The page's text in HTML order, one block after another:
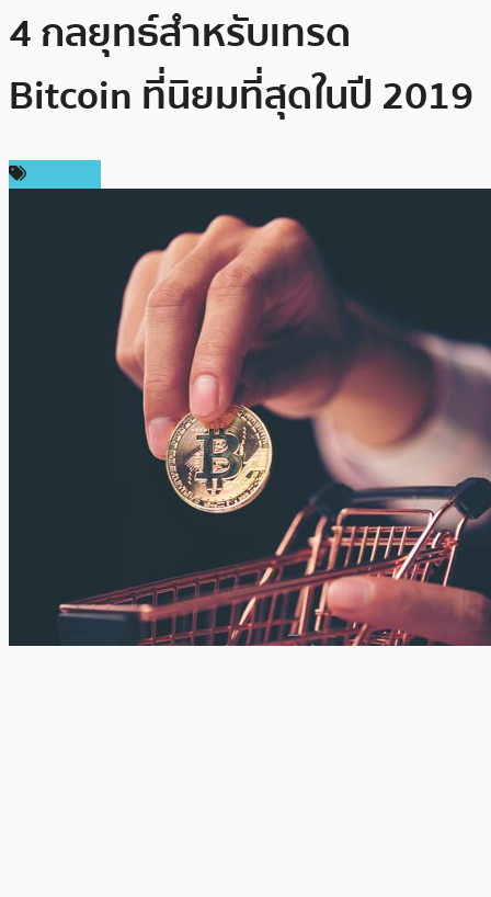
4 กลยุทธ์สำหรับเทรด
Bitcoin ที่นิยมที่สุดในปี 2019